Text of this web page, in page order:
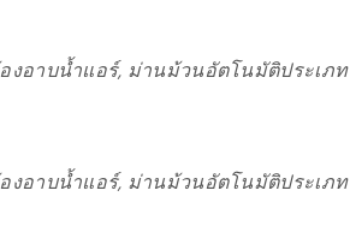
งอาบน้ำแอร์, ม่านม้วนอัตโนมัติประเภท
งอาบน้ำแอร์, ม่านม้วนอัตโนมัติประเภท